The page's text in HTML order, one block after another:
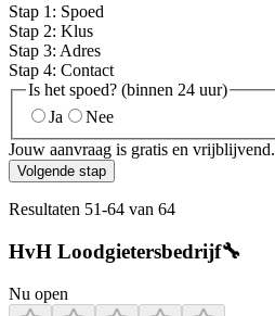
Stap 1 : Spoed
Stap 2: Klus
Stap 3: Adres
Stap 4: Contact
Is het spoed? (binnen 24 uur)
Ja
Nee
Jouw aanvraag is gratis en vrijblijvend.
Volgende stap
Resultaten 51-64 van 64
HvH Loodgietersbedrijf🔧
Nu open